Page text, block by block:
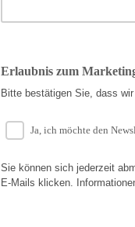
Erlaubnis zum
Bitte bestätigen Sie, dass
Ja, ich möchte den
Sie können sich jederzeit
E-Mails klicken.